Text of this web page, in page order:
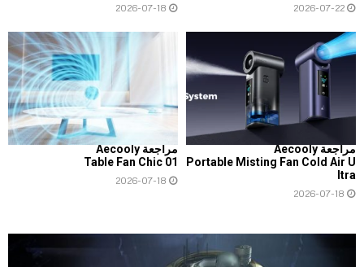
2026-07-22
2026-07-18
مراجعة Aecooly
Portable Misting Fan Cold Air U
ltra
2026-07-18
مراجعة Aecooly
Table Fan Chic 01
2026-07-18